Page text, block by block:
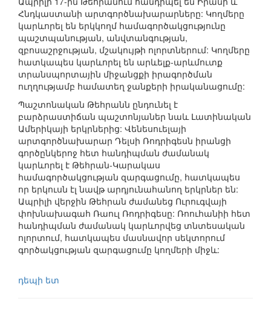
Հնդկաստանի արտգործնախարարները: Կողմերը
կարևորել են երկկողմ համագործակցությունը
պաշտպանության, անվտանգության,
զբոսաշրջության, մշակույթի ոլորտներում: Կողմերը
հատկապես կարևորել են արևելք-արևմուտք
տրանսպորտային միջանցքի իրագործման
ուղղությամբ համատեղ ջանքերի իրականացումը:
Պաշտոնական Թեհրանն ընդունել է
բարձրաստիճան պաշտոնյաներ նաև Լատինական
Ամերիկայի երկրներից: Վենեսուելայի
արտգործնախարար Դելսի Ռոդրիգեսն իրանցի
գործընկերոջ հետ հանդիպման ժամանակ
կարևորել է Թեհրան-Կարակաս
համագործակցության զարգացումը, հատկապես
որ երկուսն էլ նավթ արդյունահանող երկրներ են:
Ապրիլի վերջին Թեհրան ժամանեց Ուրուգվայի
փոխնախագահ Ռաուլ Ռոդրիգեսը: Ռոուհանիի հետ
հանդիպման ժամանակ կարևորվեց տնտեսական
ոլորտում, հատկապես մասնավոր սեկտորում
գործակցության զարգացումը կողմերի միջև:
դեպի ետ